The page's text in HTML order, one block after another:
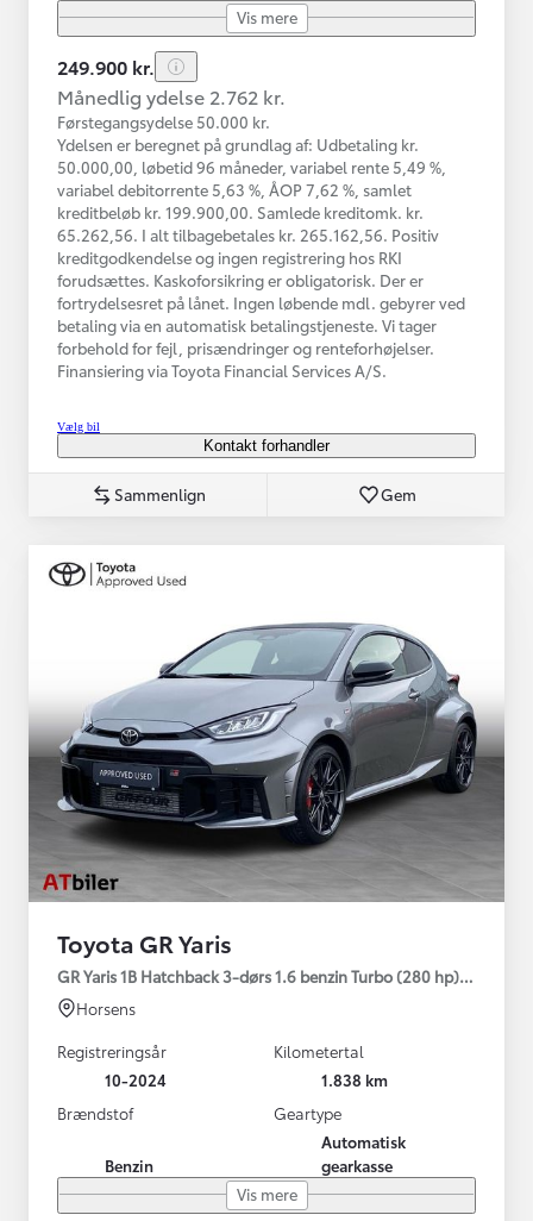
Vis mere
249.900 kr.
Månedlig ydelse 2.762 kr.
Førstegangsydelse 50.000 kr.
Ydelsen er beregnet på grundlag af: Udbetaling kr.
50.000,00, løbetid 96 måneder, variabel rente 5,49 %,
variabel debitorrente 5,63 %, ÅOP 7,62 %, samlet
kreditbeløb kr. 199.900,00. Samlede kreditomk. kr.
65.262,56. I alt tilbagebetales kr. 265.162,56. Positiv
kreditgodkendelse og ingen registrering hos RKI
forudsættes. Kaskoforsikring er obligatorisk. Der er
fortrydelsesret på lånet. Ingen løbende mdl. gebyrer ved
betaling via en automatisk betalingstjeneste. Vi tager
forbehold for fejl, prisændringer og renteforhøjelser.
Finansiering via Toyota Financial Services A/S.
Vælg bil
Kontakt forhandler
Sammenlign Gem
Toyota GR Yaris
GR Yaris 1B Hatchback 3-dørs 1.6 benzin Turbo (280 hp) Aut.
Horsens
Registreringsår
10-2024
Kilometertal
1.838 km
Brændstof
Benzin
Geartype
Automatisk
gearkasse
Vis mere